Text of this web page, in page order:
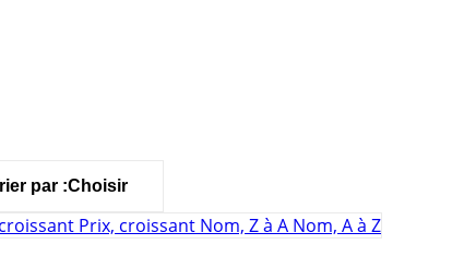
par :Choisir
Prix, croissant Nom, Z à A Nom, A à Z